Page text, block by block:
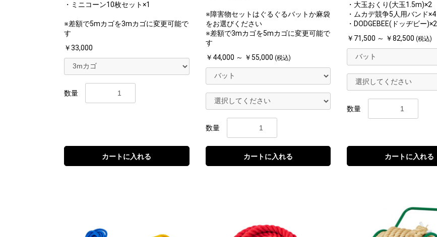
・ミニコーン10枚セット×1
※差額で5mカゴを3mカゴに変更可能で
す
￥33,000
数量
カートに入れる
※障害物セットはぐるぐるバットか麻袋
をお選びください
※差額で3mカゴを5mカゴに変更可能で
す
￥44,000 ～ ￥55,000 (税込)
数量
カートに入れる
・大玉おくり(大玉1.5m)×2
・ムカデ競争5人用バンド×4
・DODGEBEE(ドッヂビー)×2
￥71,500 ～ ￥82,500 (税込)
数量
カートに入れる